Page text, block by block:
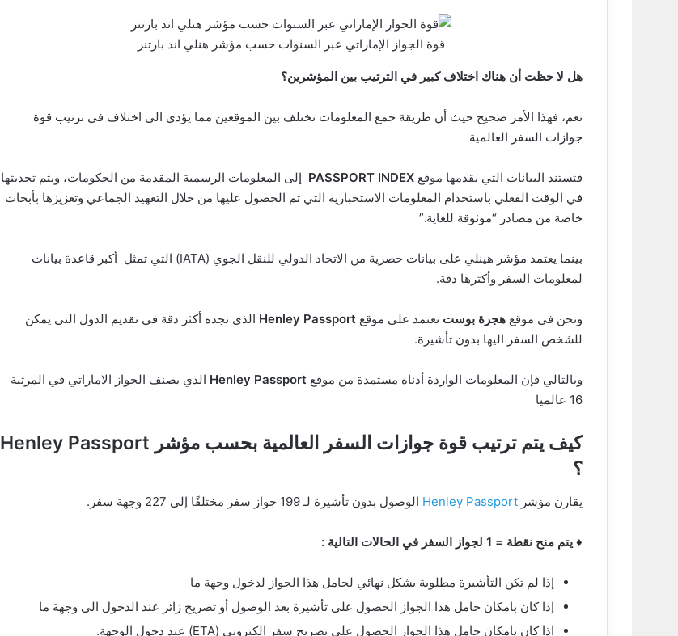
قوة الجواز الإماراتي عبر السنوات حسب مؤشر هنلي اند بارتنر
هل لا حظت أن هناك اختلاف كبير في الترتيب بين المؤشرين؟
نعم، فهذا الأمر صحيح حيث أن طريقة جمع المعلومات تختلف بين الموقعين مما يؤدي الى اختلاف في ترتيب قوة
جوازات السفر العالمية
فتستند البيانات التي يقدمها موقع PASSPORT INDEX إلى المعلومات الرسمية المقدمة من الحكومات، ويتم تحديثها
في الوقت الفعلي باستخدام المعلومات الاستخبارية التي تم الحصول عليها من خلال التعهيد الجماعي وتعزيزها بأبحاث
خاصة من مصادر “موثوقة للغاية.”
بينما يعتمد مؤشر هينلي على بيانات حصرية من الاتحاد الدولي للنقل الجوي (IATA) التي تمثل أكبر قاعدة بيانات
لمعلومات السفر وأكثرها دقة.
ونحن في موقع هجرة بوست نعتمد على موقع Henley Passport الذي نجده أكثر دقة في تقديم الدول التي يمكن
للشخص السفر اليها بدون تأشيرة.
وبالتالي فإن المعلومات الواردة أدناه مستمدة من موقع Henley Passport الذي يصنف الجواز الاماراتي في المرتبة
16 عالميا
كيف يتم ترتيب قوة جوازات السفر العالمية بحسب مؤشر Henley Passport
؟
يقارن مؤشر Henley Passport الوصول بدون تأشيرة لـ 199 جواز سفر مختلفًا إلى 227 وجهة سفر.
♦ يتم منح نقطة = 1 لجواز السفر في الحالات التالية :
إذا لم تكن التأشيرة مطلوبة بشكل نهائي لحامل هذا الجواز لدخول وجهة ما
إذا كان بامكان حامل هذا الجواز الحصول على تأشيرة بعد الوصول أو تصريح زائر عند الدخول الى وجهة ما
اذا كان بامكان حامل هذا الجواز الحصول على تصريح سفر الكتروني (ETA) عند دخول الوجهة.